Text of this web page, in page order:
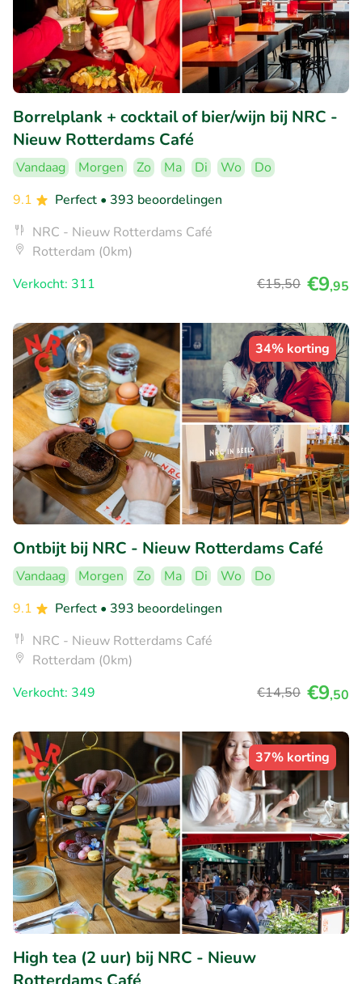
Borrelplank + cocktail of bier/wijn bij NRC -
Nieuw Rotterdams Café
Vandaag Morgen Zo Ma Di Wo
Do
9.1
Perfect • 393 beoordelingen
NRC - Nieuw Rotterdams Café
Rotterdam (0km)
Verkocht: 311
€15,50 €9,95
34% korting
Ontbijt bij NRC - Nieuw Rotterdams Café
Vandaag Morgen Zo Ma Di Wo
Do
9.1
Perfect • 393 beoordelingen
NRC - Nieuw Rotterdams Café
Rotterdam (0km)
Verkocht: 349
€14,50 €9,50
37% korting
High tea (2 uur) bij NRC - Nieuw